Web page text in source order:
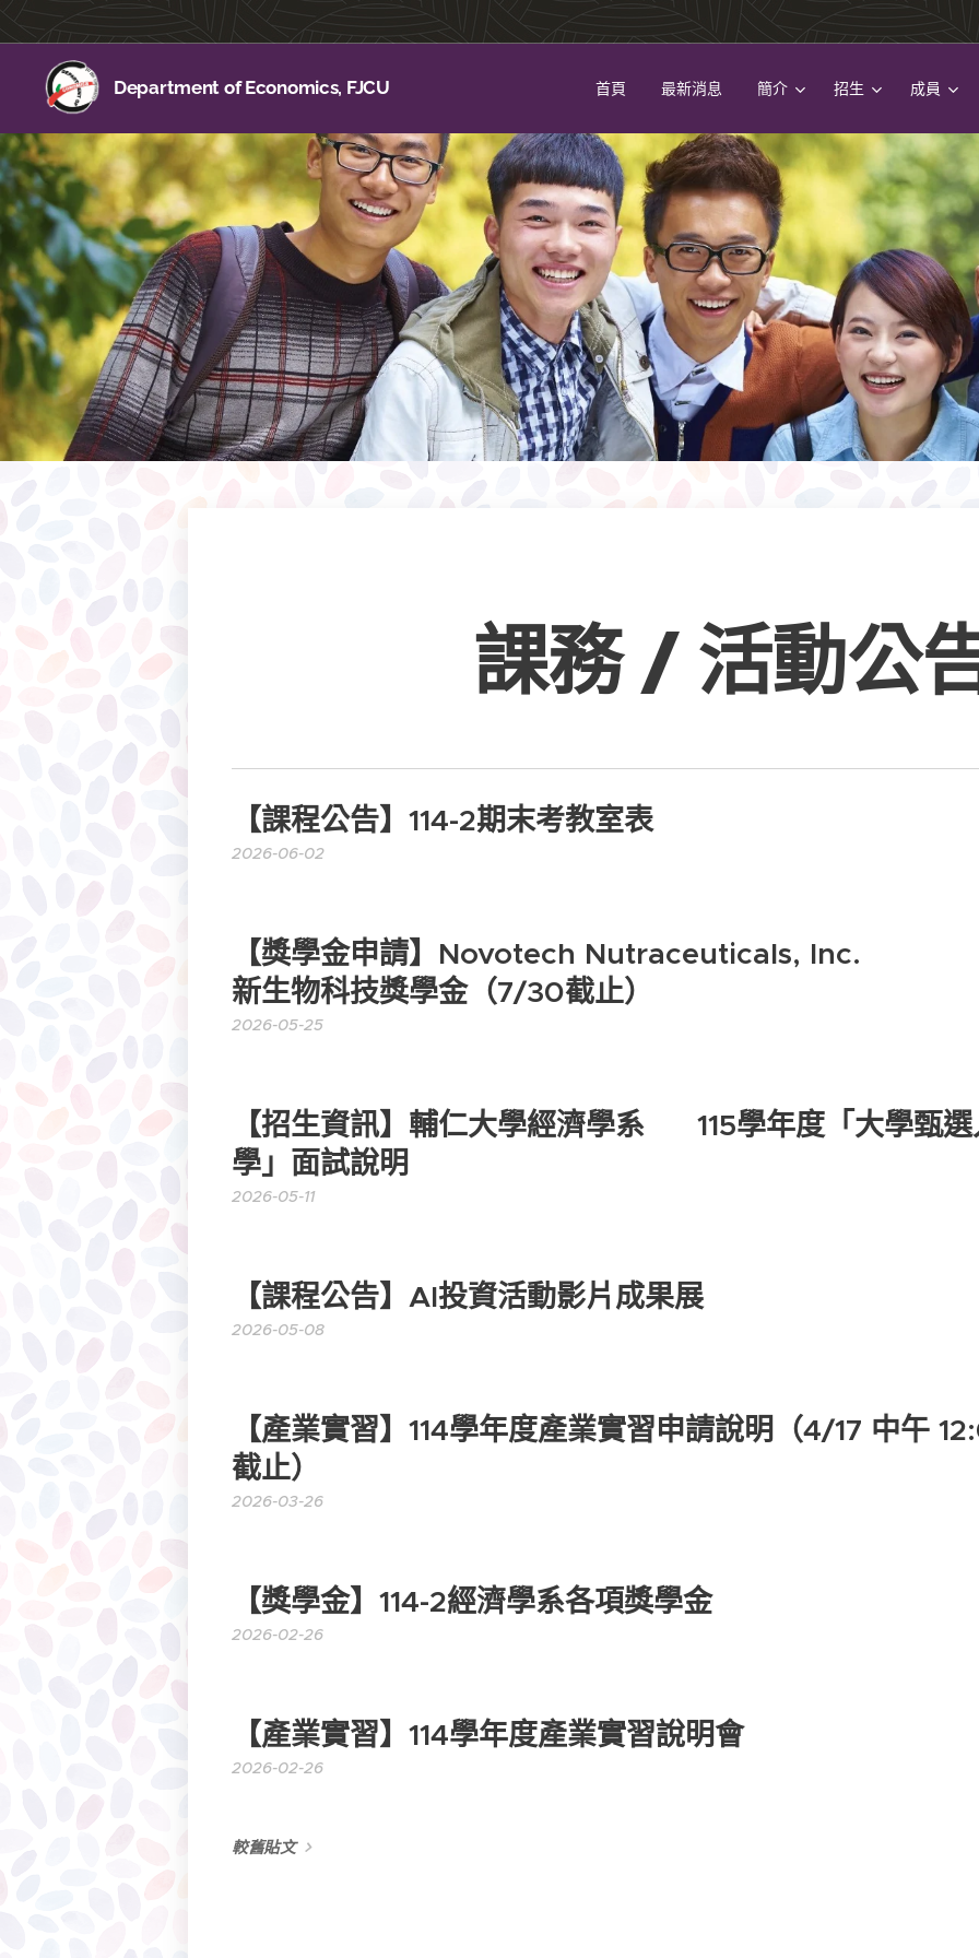
Department of Economics, FJCU 首頁 最新消息 簡介 招生 成員
課務 / 活動公
【課程公告】114-2期末考教室表
2026-06-02
【獎學金申請】Novotech Nutraceuticals, Inc.
新生物科技獎學金（7/30截止）
2026-05-25
【招生資訊】輔仁大學經濟學系 115學年度「大學甄選
學」面試說明
2026-05-11
【課程公告】AI投資活動影片成果展
2026-05-08
【產業實習】114學年度產業實習申請說明（4/17 中午
截止）
2026-03-26
【獎學金】114-2經濟學系各項獎學金
2026-02-26
【產業實習】114學年度產業實習說明會
2026-02-26
較舊貼文